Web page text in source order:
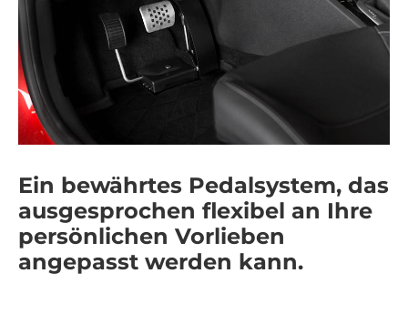
Ein bewährtes Pedalsystem, das
ausgesprochen flexibel an Ihre
persönlichen Vorlieben
angepasst werden kann.